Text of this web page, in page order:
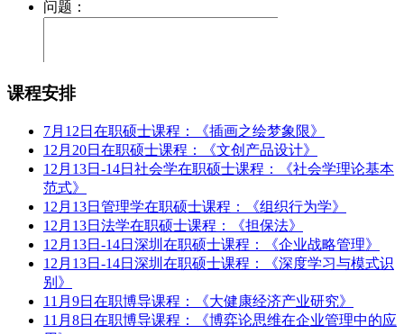
课程安排
7月12日在职硕士课程：《插画之绘梦象限》
12月20日在职硕士课程：《文创产品设计》
12月13日-14日社会学在职硕士课程：《社会学理论基本
范式》
12月13日管理学在职硕士课程：《组织行为学》
12月13日法学在职硕士课程：《担保法》
12月13日-14日深圳在职硕士课程：《企业战略管理》
12月13日-14日深圳在职硕士课程：《深度学习与模式识
别》
11月9日在职博导课程：《大健康经济产业研究》
11月8日在职博导课程：《博弈论思维在企业管理中的应